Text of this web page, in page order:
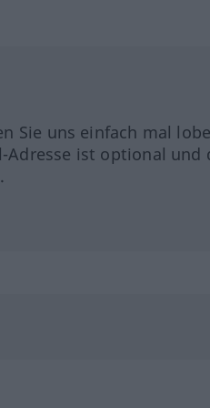
Sie uns einfach mal
Adresse ist optional und